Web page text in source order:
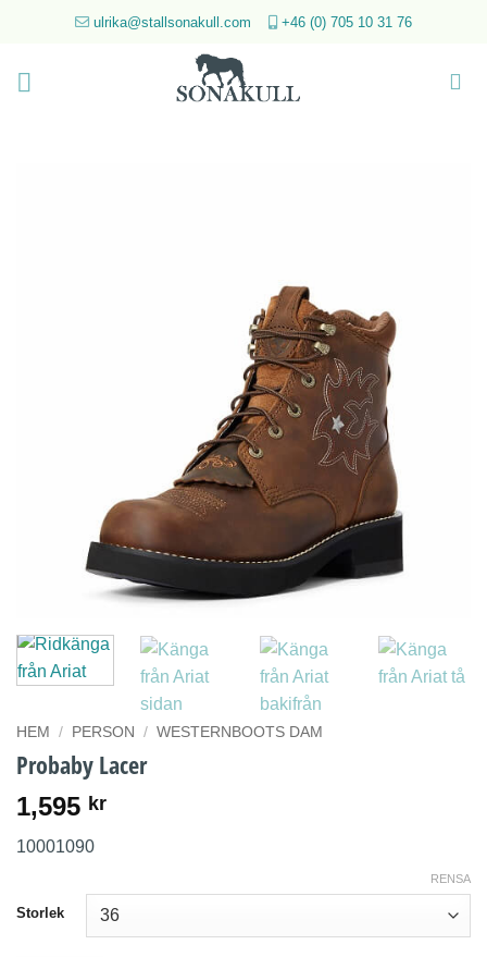
ulrika@stallsonakull.com +46 (0) 705 10 31 76
HEM / PERSON / WESTERNBOOTS DAM
Probaby Lacer
1,595 kr
10001090
Storlek
RENSA